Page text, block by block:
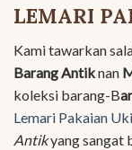
LEMARI
Kami tawarkan
Barang Antiknan
koleksi barang-B
Lemari Pakaian
Antikyang sangat